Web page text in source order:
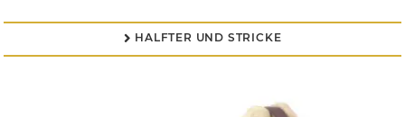
 HALFTER UND STRICKE